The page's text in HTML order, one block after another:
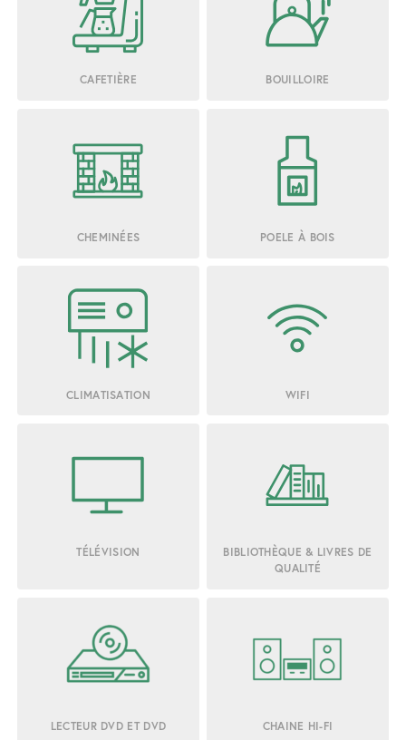
CAFETIÈRE BOUILLOIRE
CHEMINÉES POELE À BOIS
CLIMATISATION WIFI
TÉLÉVISION
BIBLIOTHÈQUE & LIVRES DE
QUALITÉ
LECTEUR DVD ET DVD CHAINE HI-FI